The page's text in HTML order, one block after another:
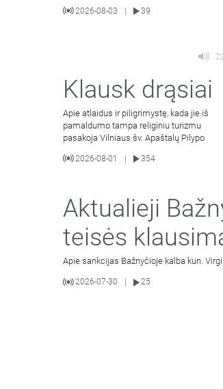
2026-08-03 39
Klausk drąsiai
Apie atlaidus ir piligrimystę, kada jie iš
pamaldumo tampa religiniu turizmu
pasakoja Vilniaus šv. Apaštalų Pilypo
2026-08-01 | 354
Aktualieji
teisės
Apie sankcijas Bažnyčioje kalba kun.
2026-07-30 25